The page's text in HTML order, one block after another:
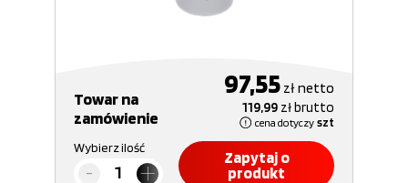
Towar na
zamówienie
97,55 złnetto
119,99 złbrutto
cena dotyczy szt
Wybierz ilość
Zapytaj o
produkt